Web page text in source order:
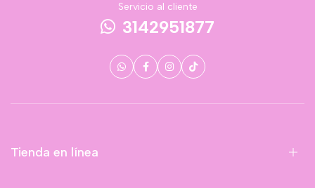
Servicio al cliente
3142951877
Tienda en línea